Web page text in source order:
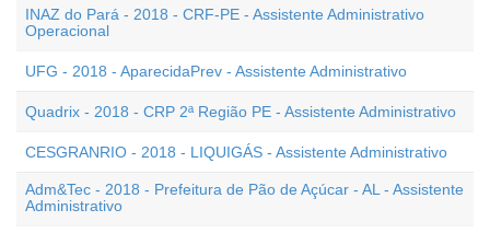
INAZ do Pará - 2018 - CRF-PE - Assistente Administrativo
Operacional
UFG - 2018 - AparecidaPrev - Assistente Administrativo
Quadrix - 2018 - CRP 2ª Região PE - Assistente Administrativo
CESGRANRIO - 2018 - LIQUIGÁS - Assistente Administrativo
Adm&Tec - 2018 - Prefeitura de Pão de Açúcar - AL - Assistente
Administrativo